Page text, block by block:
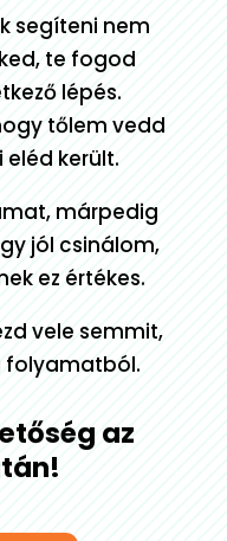
segíteni nem
te fogod
lépés.
tőlem vedd
eléd került.
márpedig
jól csinálom,
ez értékes.
vele semmit,
folyamatból.
az